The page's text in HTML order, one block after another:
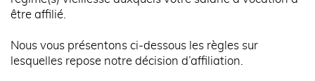
être affilié.
Nous vous présentons ci-dessous les règles sur
lesquelles repose notre décision d’affiliation.